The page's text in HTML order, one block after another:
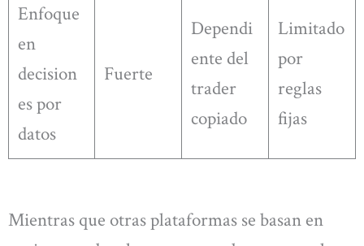
Enfoque
en
decision
es por
datos
Fuerte
Dependi
ente del
trader
copiado
Limitado
por
reglas
fijas
Mientras que otras plataformas se basan en